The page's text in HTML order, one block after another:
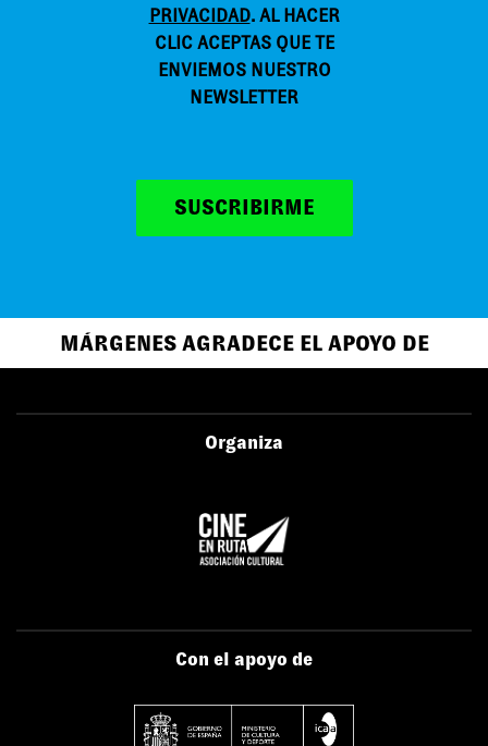
PRIVACIDAD. AL HACER
CLIC ACEPTAS QUE TE
ENVIEMOS NUESTRO
NEWSLETTER
SUSCRIBIRME
MÁRGENES AGRADECE EL APOYO DE
Organiza
Con el apoyo de